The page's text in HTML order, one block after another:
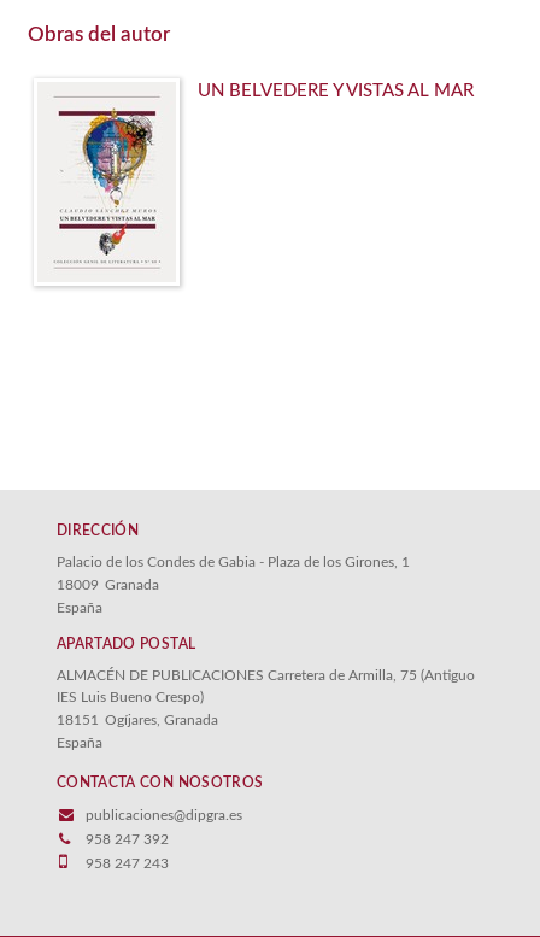
Obras del autor
UN BELVEDERE Y VISTAS AL MAR
DIRECCIÓN
Palacio de los Condes de Gabia - Plaza de los Girones, 1
18009 Granada
España
APARTADO POSTAL
ALMACÉN DE PUBLICACIONES Carretera de Armilla, 75 (Antiguo
IES Luis Bueno Crespo)
18151 Ogíjares, Granada
España
CONTACTA CON NOSOTROS
publicaciones@dipgra.es
958 247 392
958 247 243